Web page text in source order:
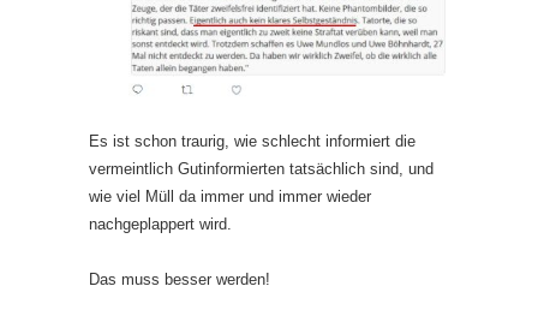
Es ist schon traurig, wie schlecht informiert die
vermeintlich Gutinformierten tatsächlich sind, und
wie viel Müll da immer und immer wieder
nachgeplappert wird.
Das muss besser werden!